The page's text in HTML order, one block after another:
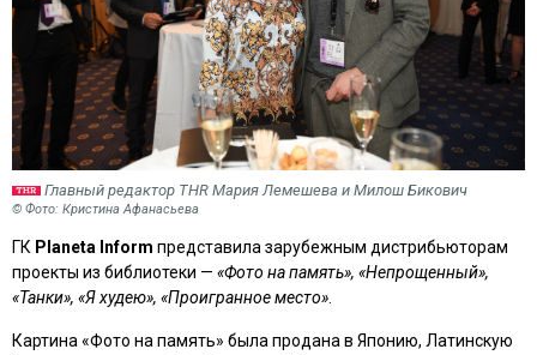
Главный редактор THR Мария Лемешева и Милош Бикович
© Фото: Кристина Афанасьева
ГК Planeta Inform представила зарубежным дистрибьюторам
проекты из библиотеки — «Фото на память», «Непрощенный»,
«Танки», «Я худею», «Проигранное место».
Картина «Фото на память» была продана в Японию, Латинскую